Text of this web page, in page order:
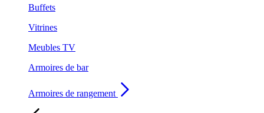
Buffets
Vitrines
Meubles TV
Armoires de bar
Armoires de rangement